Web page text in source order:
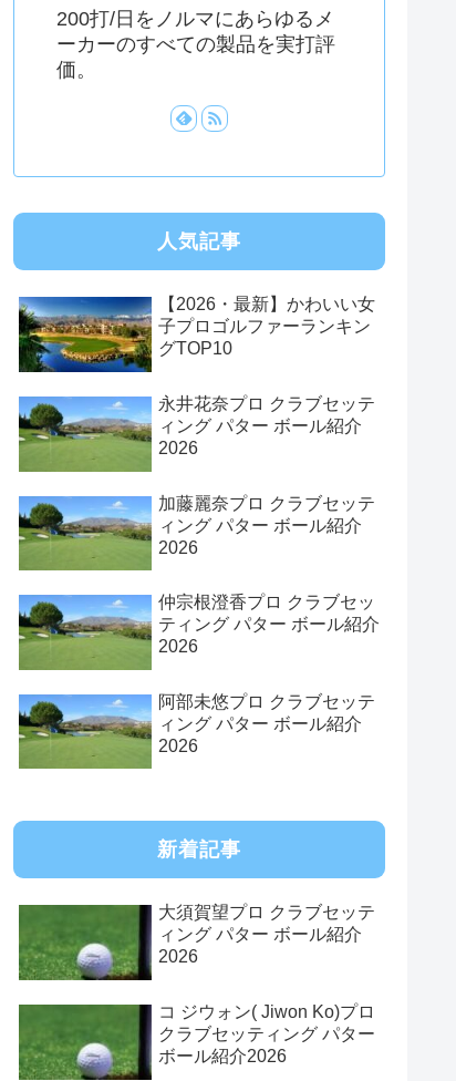
200打/日をノルマにあらゆるメ
ーカーのすべての製品を実打評
価。
人気記事
【2026・最新】かわいい女
子プロゴルファーランキン
グTOP10
永井花奈プロ クラブセッテ
ィング パター ボール紹介
2026
加藤麗奈プロ クラブセッテ
ィング パター ボール紹介
2026
仲宗根澄香プロ クラブセッ
ティング パター ボール紹介
2026
阿部未悠プロ クラブセッテ
ィング パター ボール紹介
2026
新着記事
大須賀望プロ クラブセッテ
ィング パター ボール紹介
2026
コ ジウォン( Jiwon Ko)プロ
クラブセッティング パター
ボール紹介2026